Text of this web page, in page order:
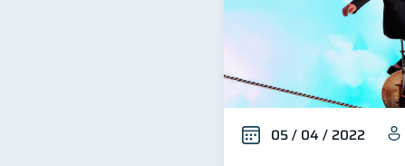
05 / 04 / 2022